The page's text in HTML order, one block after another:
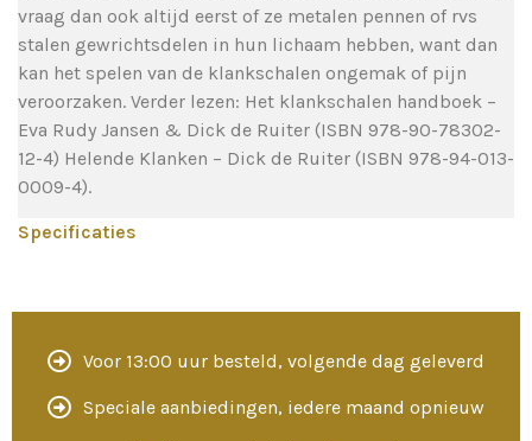
vraag dan ook altijd eerst of ze metalen pennen of rvs
stalen gewrichtsdelen in hun lichaam hebben, want dan
kan het spelen van de klankschalen ongemak of pijn
veroorzaken. Verder lezen: Het klankschalen handboek –
Eva Rudy Jansen & Dick de Ruiter (ISBN 978-90-78302-
12-4) Helende Klanken – Dick de Ruiter (ISBN 978-94-013-
0009-4).
Specificaties
Voor 13:00 uur besteld, volgende dag geleverd
Speciale aanbiedingen, iedere maand opnieuw